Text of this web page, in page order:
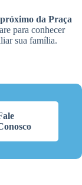
da Praça
para conhecer
sua família.